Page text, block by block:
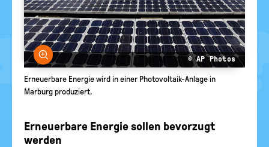
Bild vergrößern
© AP Photos
Erneuerbare Energie wird in einer Photovoltaik-Anlage in
Marburg produziert.
Erneuerbare Energie sollen bevorzugt
werden